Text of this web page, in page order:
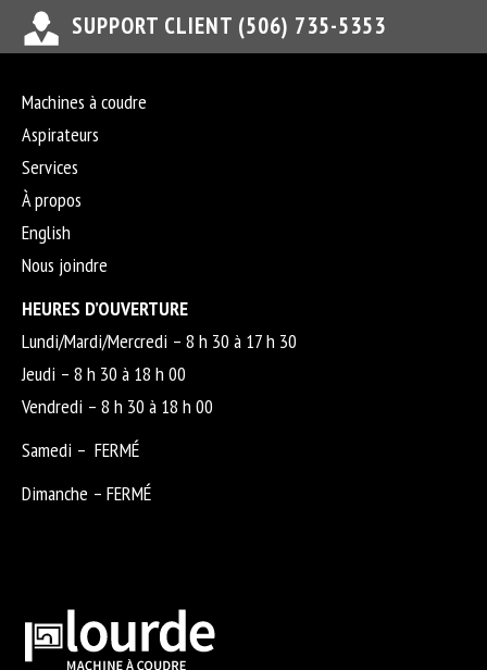
SUPPORT CLIENT (506) 735-5353
Machines à coudre
Aspirateurs
Services
À propos
English
Nous joindre
HEURES D’OUVERTURE
Lundi/Mardi/Mercredi – 8 h 30 à 17 h 30
Jeudi – 8 h 30 à 18 h 00
Vendredi – 8 h 30 à 18 h 00
Samedi – FERMÉ
Dimanche – FERMÉ